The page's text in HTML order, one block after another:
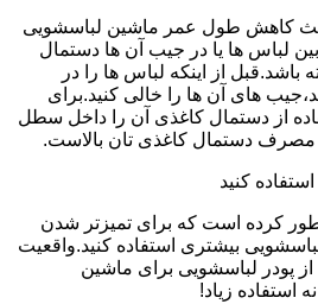
کاهش طول عمر ماشین لباسشویی
لباس ها یا در جیب آن ها دستمال
از اینکه لباس ها را در
های آن ها را خالی کنید.برای
از دستمال کاغذی آن را داخل سطل
مصرف دستمال کاغذی تان بالاست.
کنید
کرده است که برای تمیزتر شدن
بیشتری استفاده کنید.واقعیت
پودر لباسشویی برای ماشین
استفاده زیاد!